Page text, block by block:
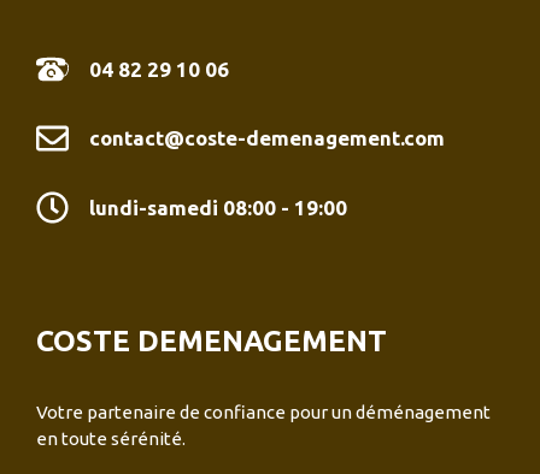
04 82 29 10 06
contact@coste-demenagement.com
lundi-samedi 08:00 - 19:00
COSTE DEMENAGEMENT
Votre partenaire de confiance pour un déménagement
en toute sérénité.